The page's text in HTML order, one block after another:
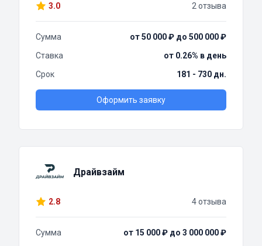
3.0 2 отзыва
Сумма
от 50 000 ₽ до 500 000 ₽
Ставка
от 0.26% в день
Срок
181 - 730 дн.
Оформить заявку
Драйвзайм
2.8 4 отзыва
Сумма
от 15 000 ₽ до 3 000 000 ₽